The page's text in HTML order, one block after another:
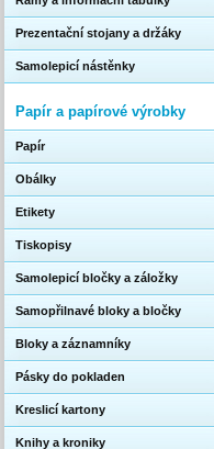
Prezentační stojany a držáky
Samolepicí nástěnky
Papír a papírové výrobky
Papír
Obálky
Etikety
Tiskopisy
Samolepicí bločky a záložky
Samopřilnavé bloky a bločky
Bloky a záznamníky
Pásky do pokladen
Kreslicí kartony
Knihy a kroniky